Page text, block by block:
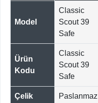
Model
Classic
Scout 39
Safe
Ürün
Kodu
Classic
Scout 39
Safe
Çelik
Paslanmaz